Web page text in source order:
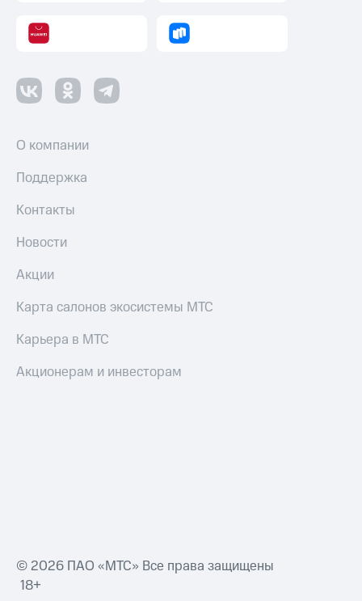
О компании
Поддержка
Контакты
Новости
Акции
Карта салонов экосистемы МТС
Карьера в МТС
Акционерам и инвесторам
© 2026 ПАО «МТС» Все права защищены
18+